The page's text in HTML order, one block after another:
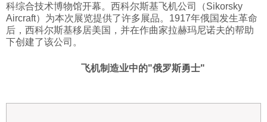
科技
科综合技术博物馆开幕。西科尔斯基飞机公司（Sikorsky
Aircraft）为本次展览提供了许多展品。1917年俄国发生革命
后，西科尔斯基移居美国，并在作曲家拉赫玛尼诺夫的帮助
下创建了该公司。
飞机制造业中的"俄罗斯勇士"